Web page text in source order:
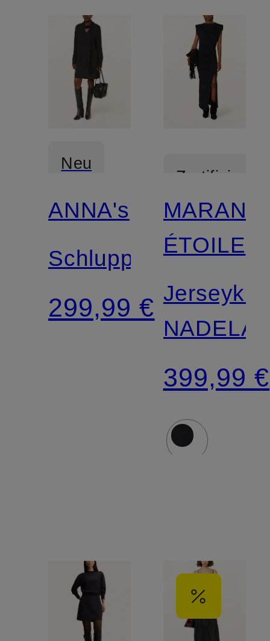
Neu
ANNA's
Schluppenkleid
299,99 €
Zertifiziert
MARANT
ÉTOILE
NADELA
399,99 €